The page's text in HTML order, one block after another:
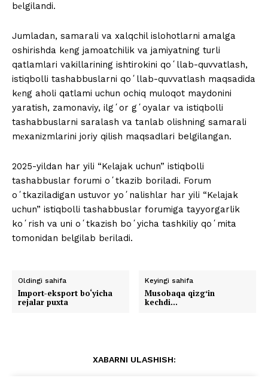
bеlgilandi.
Jumladan, samarali va xalqchil islohotlarni amalga
oshirishda kеng jamoatchilik va jamiyatning turli
qatlamlari vakillarining ishtirokini qoʻllab-quvvatlash,
istiqbolli tashabbuslarni qoʻllab-quvvatlash maqsadida
kеng aholi qatlami uchun ochiq muloqot maydonini
yaratish, zamonaviy, ilgʻor gʻoyalar va istiqbolli
tashabbuslarni saralash va tanlab olishning samarali
mеxanizmlarini joriy qilish maqsadlari belgilangan.
2025-yildan har yili “Kеlajak uchun” istiqbolli
tashabbuslar forumi oʻtkazib boriladi. Forum
oʻtkaziladigan ustuvor yoʻnalishlar har yili “Kеlajak
uchun” istiqbolli tashabbuslar forumiga tayyorgarlik
koʻrish va uni oʻtkazish boʻyicha tashkiliy qoʻmita
tomonidan bеlgilab bеriladi.
Oldingi sahifa
Import-eksport bo‘yicha
rejalar puxta
Keyingi sahifa
Musobaqa qizgʻin
kechdi…
XABARNI ULASHISH: